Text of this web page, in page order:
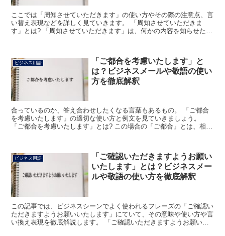
ここでは「周知させていただきます」の使い方やその際の注意点、言
い替え表現などを詳しく見ていきます。 「周知させていただきま
す」とは? 「周知させていただきます」は、何かの内容を知らせたい
ビジネス用語
「ご都合を考慮いたします」と
は？ビジネスメールや敬語の使い
方を徹底解釈
合っているのか、答え合わせしたくなる言葉もあるもの。 「ご都合
を考慮いたします」の適切な使い方と例文を見ていきましょう。
「ご都合を考慮いたします」とは? この場合の「ご都合」とは、相手
ビジネス用語
「ご確認いただきますようお願い
いたします」とは？ビジネスメー
ルや敬語の使い方を徹底解釈
この記事では、ビジネスシーンでよく使われるフレーズの「ご確認い
ただきますようお願いいたします」にていて、その意味や使い方や言
い換え表現を徹底解説します。 「ご確認いただきますようお願いい